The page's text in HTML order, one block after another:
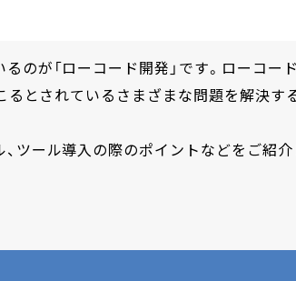
のが「ローコード開発」です。ローコード
るとされているさまざまな問題を解決す
ツール導入の際のポイントなどをご紹介